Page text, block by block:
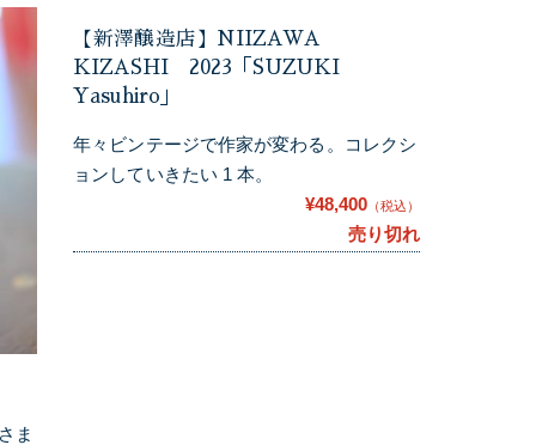
ま
【新澤醸造店】NIIZAWA
KIZASHI 2023「SUZUKI
Yasuhiro」
年々ビンテージで作家が変わる。コレクシ
ョンしていきたい 1 本。
¥48,400 （税込）
売り切れ